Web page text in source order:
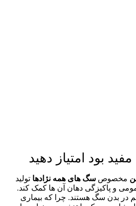
بود امتیاز دهید
مخصوص سگ های همه نژادها تولید
و پاکیزگی دهان آن ها کمک کند.
در بدن سگ هستند. چرا که بیماری